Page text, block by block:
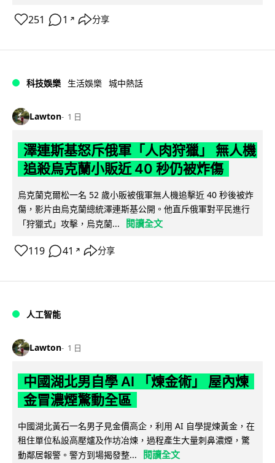
251 1 ↗ 分享
科技娛樂 生活娛樂 城中熱話
Lawton 1 日
澤連斯基怒斥俄軍「人肉狩獵」 無人機
追殺烏克蘭小販近 40 秒仍被炸傷
烏克蘭克爾松一名 52 歲小販被俄軍無人機追擊近 40 秒後被炸
傷，影片由烏克蘭總統澤連斯基公開。他直斥俄軍對平民進行
「狩獵式」攻擊，烏克蘭...
閱讀全文
119 41 ↗ 分享
人工智能
Lawton 1 日
中國湖北男自學 AI 「煉金術」 屋內煉
金冒濃煙驚動全區
中國湖北黃石一名男子見金價高企，利用 AI 自學提煉黃金，在
租住單位私設高壓爐及作坊冶煉，過程產生大量刺鼻濃煙，驚
動鄰居報警。警方到場揭發整...
閱讀全文